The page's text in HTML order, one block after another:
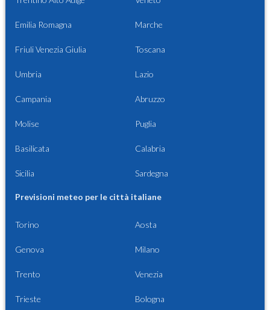
Emilia Romagna Marche
Friuli Venezia Giulia Toscana
Umbria Lazio
Campania Abruzzo
Molise Puglia
Basilicata Calabria
Sicilia Sardegna
Previsioni meteo per le città italiane
Torino Aosta
Genova Milano
Trento Venezia
Trieste Bologna